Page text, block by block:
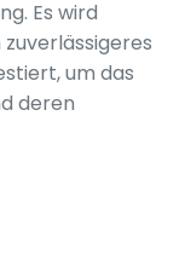
Es wird
um das
deren